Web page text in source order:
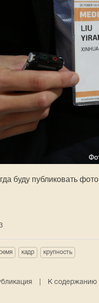
буду публиковать
кадр крупность
К содержанию